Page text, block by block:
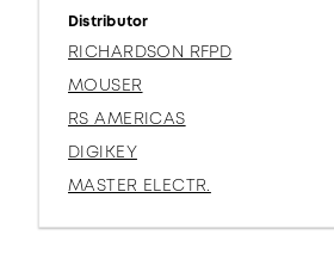
Distributor
RICHARDSON RFPD
MOUSER
RS AMERICAS
DIGIKEY
MASTER ELECTR.